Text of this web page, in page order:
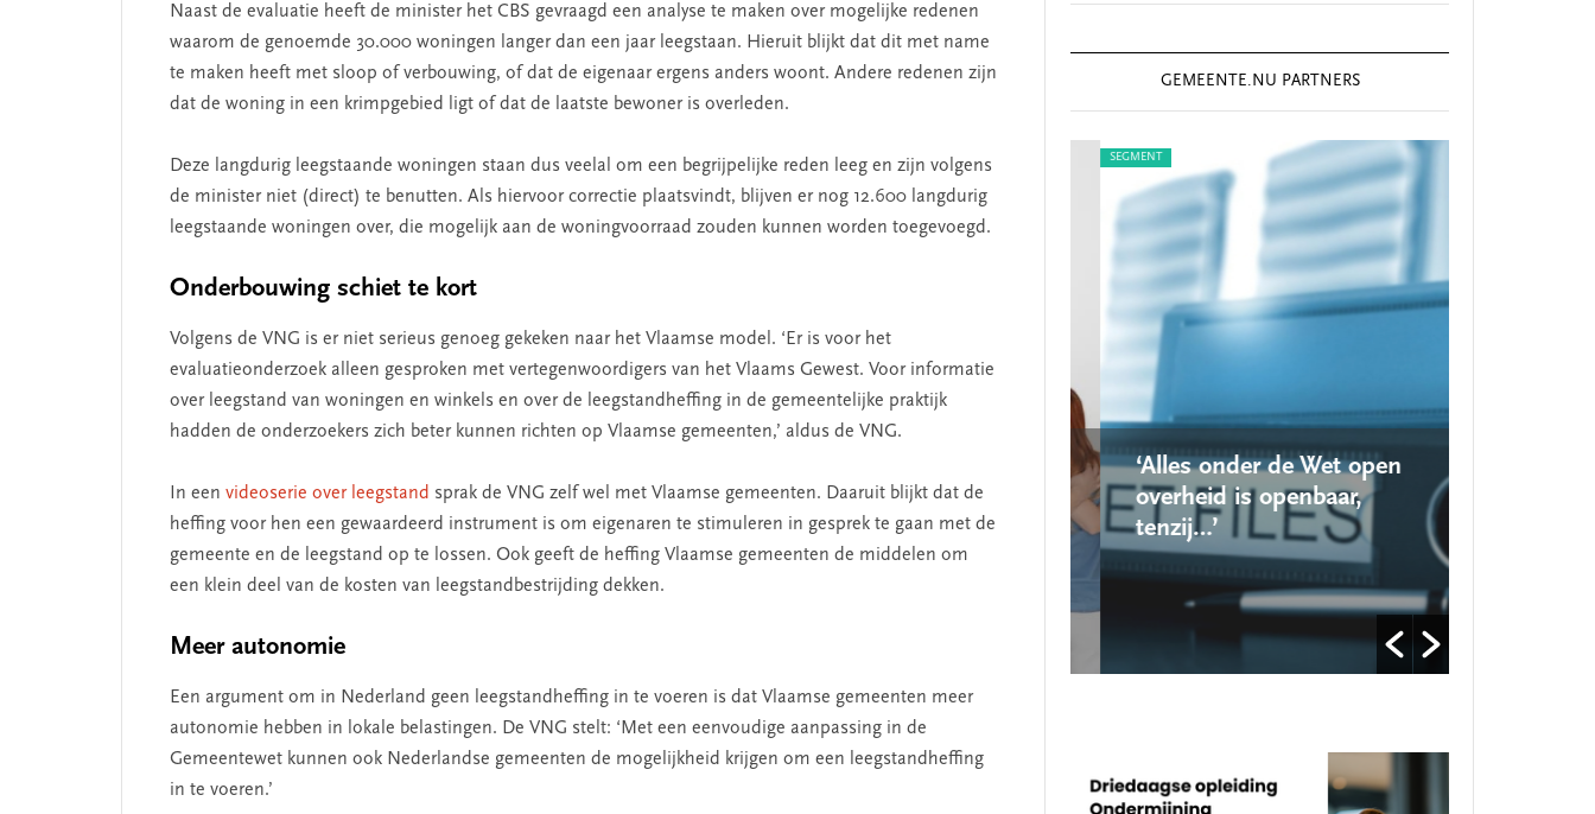
Naast de evaluatie heeft de minister het CBS gevraagd een analyse te maken over mogelijke redenen
waarom de genoemde 30.000 woningen langer dan een jaar leegstaan. Hieruit blijkt dat dit met name
te maken heeft met sloop of verbouwing, of dat de eigenaar ergens anders woont. Andere redenen zijn
dat de woning in een krimpgebied ligt of dat de laatste bewoner is overleden.
Deze langdurig leegstaande woningen staan dus veelal om een begrijpelijke reden leeg en zijn volgens
de minister niet (direct) te benutten. Als hiervoor correctie plaatsvindt, blijven er nog 12.600 langdurig
leegstaande woningen over, die mogelijk aan de woningvoorraad zouden kunnen worden toegevoegd.
Onderbouwing schiet te kort
Volgens de VNG is er niet serieus genoeg gekeken naar het Vlaamse model. ‘Er is voor het
evaluatieonderzoek alleen gesproken met vertegenwoordigers van het Vlaams Gewest. Voor informatie
over leegstand van woningen en winkels en over de leegstandheffing in de gemeentelijke praktijk
hadden de onderzoekers zich beter kunnen richten op Vlaamse gemeenten,’ aldus de VNG.
In een videoserie over leegstand sprak de VNG zelf wel met Vlaamse gemeenten. Daaruit blijkt dat de
heffing voor hen een gewaardeerd instrument is om eigenaren te stimuleren in gesprek te gaan met de
gemeente en de leegstand op te lossen. Ook geeft de heffing Vlaamse gemeenten de middelen om
een klein deel van de kosten van leegstandbestrijding dekken.
Meer autonomie
Een argument om in Nederland geen leegstandheffing in te voeren is dat Vlaamse gemeenten meer
autonomie hebben in lokale belastingen. De VNG stelt: ‘Met een eenvoudige aanpassing in de
Gemeentewet kunnen ook Nederlandse gemeenten de mogelijkheid krijgen om een leegstandheffing
in te voeren.’
GEMEENTE.NU PARTNERS
SEGMENT
begint bij zelfkennis’
SEGMENT
kun je de jeugd beter
helpen’
SEGMENT
‘Alles onder de Wet open
overheid is openbaar,
tenzij…’